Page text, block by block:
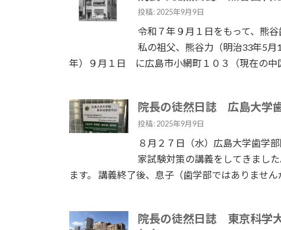
投稿: 2025年9月9日
令和７年９月１日をもって、熊
私の祖父、熊谷力（明治33年5
年）９月１日 に広島市小網町１０３（現在の中
院長の徒然日誌 広島大学
投稿: 2025年9月9日
８月２７日（水）広島大学歯学
家試験対策の講義をしてきまし
ます。 講義終了後、息子（歯学部ではありませ
院長の徒然日誌 東京科学